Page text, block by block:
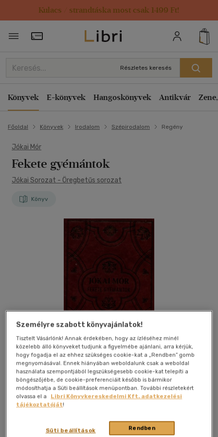
Kulacs / strandtáska most csak 1499 Ft!
Törzsvásárlói Kártya adatai
Részletes keresés
Könyvek E-könyvek Hangoskönyvek Antikvár
Főoldal Könyvek Irodalom Szépirodalom Regény
Jókai Mór
Fekete gyémántok
Jókai Sorozat - Öregbetűs sorozat
Könyv
Kívánságlistához adom Megosztom
magyar nyelvű|műbörkötés|480 oldal
Személyre szabott könyvajánlatok!
Tisztelt Vásárlónk! Annak érdekében, hogy az ízléséhez minél
közelebb álló könyveket tudjunk a figyelmébe ajánlani, arra kérjük,
hogy fogadja el az ehhez szükséges cookie-kat a „Rendben” gomb
megnyomásával. Ennek hiányában weboldalunk csak a weboldal
használata szempontjából legszükségesebb cookie-kat telepíti a
böngészőjébe, de cookie-preferenciáit később is bármikor
módosíthatja a Süti beállítások menüpontban. További részletekért
olvassa el a
Libri Könyvkereskedelmi Kft. adatkezelési
tájékoztatóját!
Rendben
Süti beállítások